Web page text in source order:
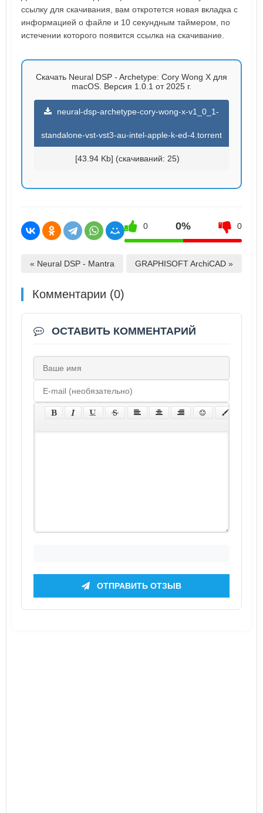
ссылку для скачивания, вам откротется новая вкладка с
информацией о файле и 10 секундным таймером, по
истечении которого появится ссылка на скачивание.
Скачать Neural DSP - Archetype: Cory Wong X для
macOS. Версия 1.0.1 от 2025 г.
neural-dsp-archetype-cory-wong-x-v1_0_1-
standalone-vst-vst3-au-intel-apple-k-ed-4.torrent
[43.94 Kb] (cкачиваний: 25)
0 0% 0
« Neural DSP - Mantra GRAPHISOFT ArchiCAD »
Комментарии (0)
ОСТАВИТЬ КОММЕНТАРИЙ
ОТПРАВИТЬ ОТЗЫВ